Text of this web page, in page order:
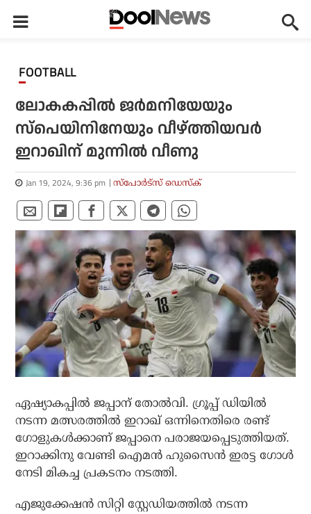
FOOTBALL
ലോകകപ്പില്‍ ജര്‍മനിയേയും
സ്‌പെയിനിനേയും വീഴ്ത്തിയവര്‍
ഇറാഖിന് മുന്നില്‍ വീണു
Jan 19, 2024, 9:36 pm സ്പോര്‍ട്സ് ഡെസ്‌ക്
ഏഷ്യാകപ്പില്‍ ജപ്പാന് തോല്‍വി. ഗ്രൂപ്പ് ഡിയില്‍
നടന്ന മത്സരത്തില്‍ ഇറാഖ് ഒന്നിനെതിരെ രണ്ട്
ഗോളുകള്‍ക്കാണ് ജപ്പാനെ പരാജയപ്പെടുത്തിയത്.
ഇറാക്കിനു വേണ്ടി ഐമന്‍ ഹുസൈന്‍ ഇരട്ട ഗോള്‍
നേടി മികച്ച പ്രകടനം നടത്തി.
എജുക്കേഷന്‍ സിറ്റി സ്റ്റേഡിയത്തില്‍ നടന്ന